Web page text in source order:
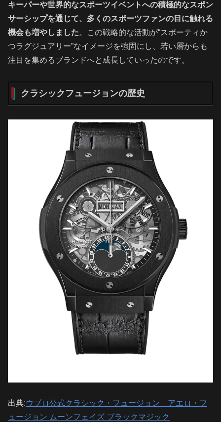
キーパーや世界的なスポーツイベントへの積極的なスポン
サーシップを通じて、多くのスポーツファンの目に触れる
機会も増やしました。この戦略的な活動が“スポーティか
つラグジュアリー”なイメージを強固にし、若い層からも
注目を集めるブランドへと成長していったのです。
クラシックフュージョンの歴史
出典:ウブロ公式クラシック・フュージョン アエロ・フ
ュージョン ムーンフェイズ ブラックマジック